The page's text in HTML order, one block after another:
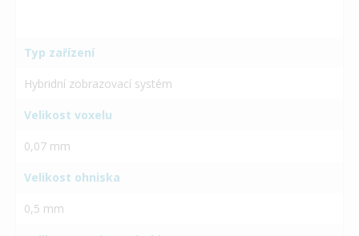
Typ zařízení
Hybridní zobrazovací systém
Velikost voxelu
0,07 mm
Velikost ohniska
0,5 mm